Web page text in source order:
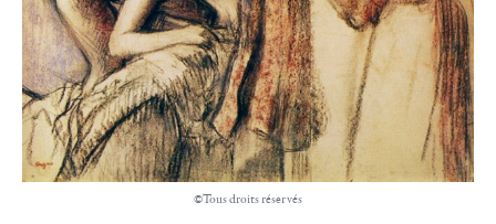
©Tous droits réservés